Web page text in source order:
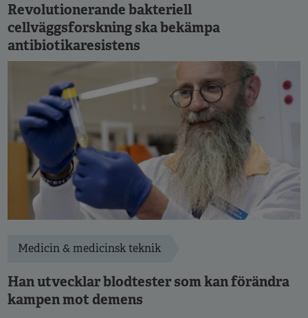
Revolutionerande bakteriell
cellväggsforskning ska bekämpa
antibiotikaresistens
Medicin & medicinsk teknik
Han utvecklar blodtester som kan förändra
kampen mot demens